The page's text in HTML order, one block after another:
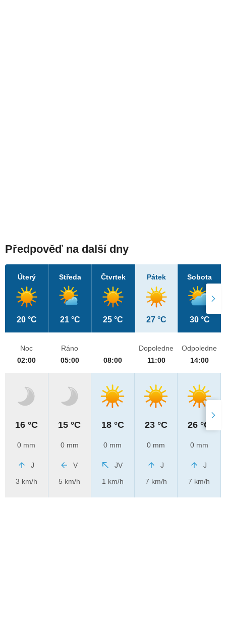
Předpověď na další dny
Úterý
20 °C
Středa
21 °C
Čtvrtek
25 °C
Pátek
27 °C
Sobota
30 °C
Noc
02:00
16 °C
0 mm
J
3 km/h
Ráno
05:00
15 °C
0 mm
V
5 km/h
08:00
18 °C
0 mm
JV
1 km/h
Dopoledne
11:00
23 °C
0 mm
J
7 km/h
Odpoledne
14:00
26 °C
0 mm
J
7 km/h